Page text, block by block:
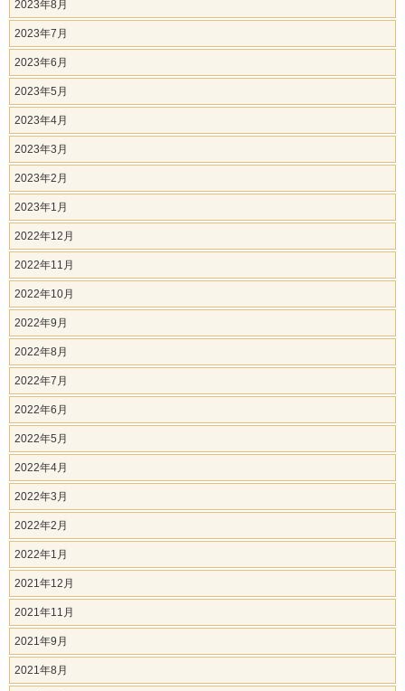
2023年8月
2023年7月
2023年6月
2023年5月
2023年4月
2023年3月
2023年2月
2023年1月
2022年12月
2022年11月
2022年10月
2022年9月
2022年8月
2022年7月
2022年6月
2022年5月
2022年4月
2022年3月
2022年2月
2022年1月
2021年12月
2021年11月
2021年9月
2021年8月